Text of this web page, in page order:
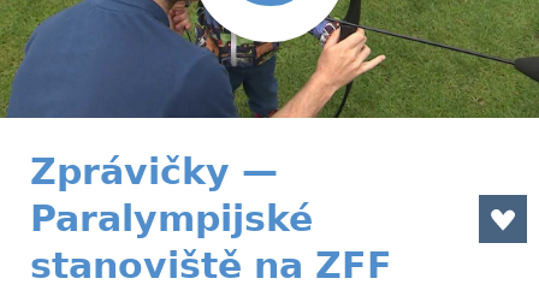
Zprávičky —
Paralympijské
stanoviště na ZFF